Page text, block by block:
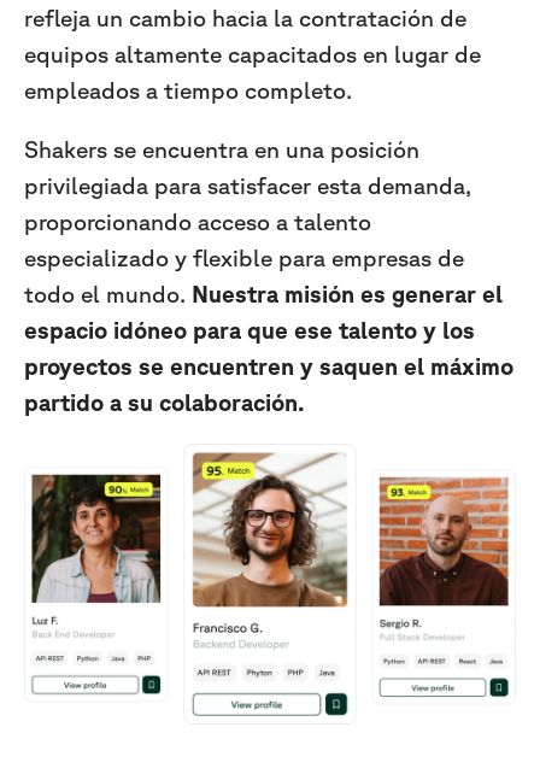
refleja un cambio hacia la contratación de
equipos altamente capacitados en lugar de
empleados a tiempo completo.
Shakers se encuentra en una posición
privilegiada para satisfacer esta demanda,
proporcionando acceso a talento
especializado y flexible para empresas de
todo el mundo. Nuestra misión es generar el
espacio idóneo para que ese talento y los
proyectos se encuentren y saquen el máximo
partido a su colaboración.